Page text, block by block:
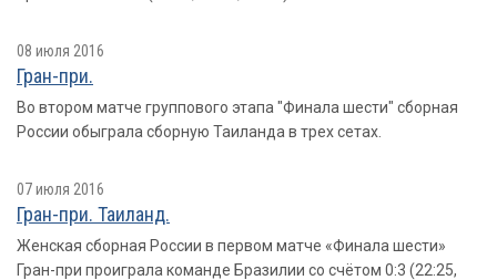
08 июля 2016
Гран-при.
Во втором матче группового этапа "Финала шести" сборная
России обыграла сборную Таиланда в трех сетах.
07 июля 2016
Гран-при. Таиланд.
Женская сборная России в первом матче «Финала шести»
Гран-при проиграла команде Бразилии со счётом 0:3 (22:25,